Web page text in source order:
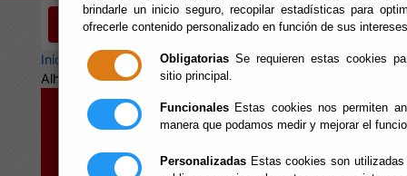
brindarle un inicio seguro, recopilar estadísticas para
ofrecerle contenido personalizado en función de sus
Obligatorias Se requieren estas cookies
sitio principal.
Funcionales Estas cookies nos permiten
manera que podamos medir y mejorar el
Personalizadas Estas cookies son
Menú Cultura
Inicio Cultura y Cine - Arqueología Industrial. Sierra
Alhamilla y Parque Natural de Cabo de Gata-Níjar
Arqueología
Industrial. Sierra